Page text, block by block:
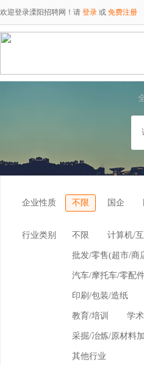
欢迎登录溧阳招聘网！请 登录 或 免费注册
企业性质 不限 国企
行业类别 不限 计算机/
批发/零售(超市/商
汽车/摩托车/零配
印刷/包装/造纸
教育/培训 学
采掘/冶炼/原材料
其他行业